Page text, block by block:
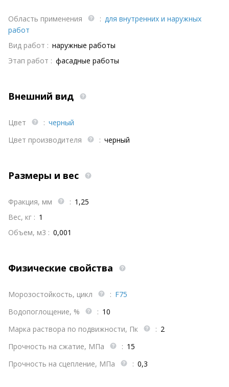
Область применения : для внутренних и наружных
работ
Вид работ : наружные работы
Этап работ : фасадные работы
Внешний вид
Цвет : черный
Цвет производителя
: черный
Размеры и вес
Фракция, мм : 1,25
Вес, кг : 1
Объем, м3 : 0,001
Физические свойства
Морозостойкость, цикл : F75
Водопоглощение, %
: 10
Марка раствора по подвижности, Пк
: 2
Прочность на сжатие, МПа
: 15
Прочность на сцепление, МПа
: 0,3